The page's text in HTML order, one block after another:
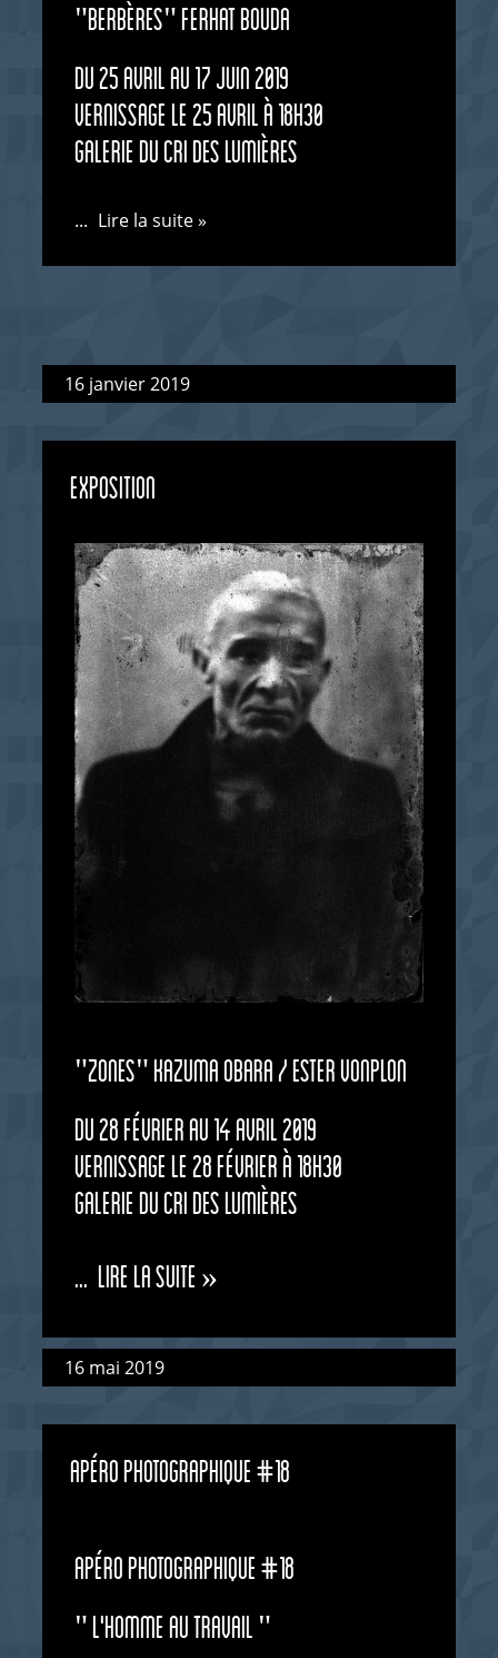
"Berbères" Ferhat Bouda
Du 25 avril au 17 juin 2019
vernissage le 25 avril à 18h30
galerie du cri des lumières
... Lire la suite »
16 janvier 2019
EXPOSITION
"Zones" Kazuma Obara / Ester Vonplon
Du 28 février au 14 avril 2019
vernissage le 28 février à 18h30
galerie du cri des lumières
... Lire la suite »
16 mai 2019
APÉRO PHOTOGRAPHIQUE #18
apéro photographique #18
" L'Homme au travail "